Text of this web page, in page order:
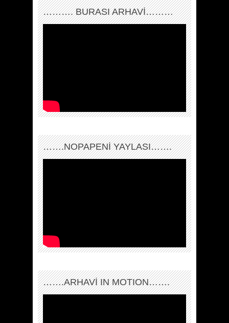
………. BURASI ARHAVİ………
…….NOPAPENİ YAYLASI…….
…….ARHAVI IN MOTION…….